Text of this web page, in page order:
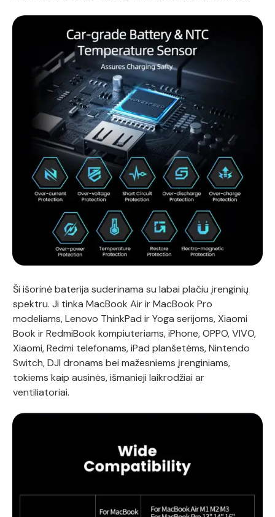
Ši išorinė baterija suderinama su labai plačiu įrenginių
spektru. Ji tinka MacBook Air ir MacBook Pro
modeliams, Lenovo ThinkPad ir Yoga serijoms, Xiaomi
Book ir RedmiBook kompiuteriams, iPhone, OPPO, VIVO,
Xiaomi, Redmi telefonams, iPad planšetėms, Nintendo
Switch, DJI dronams bei mažesniems įrenginiams,
tokiems kaip ausinės, išmanieji laikrodžiai ar
ventiliatoriai.